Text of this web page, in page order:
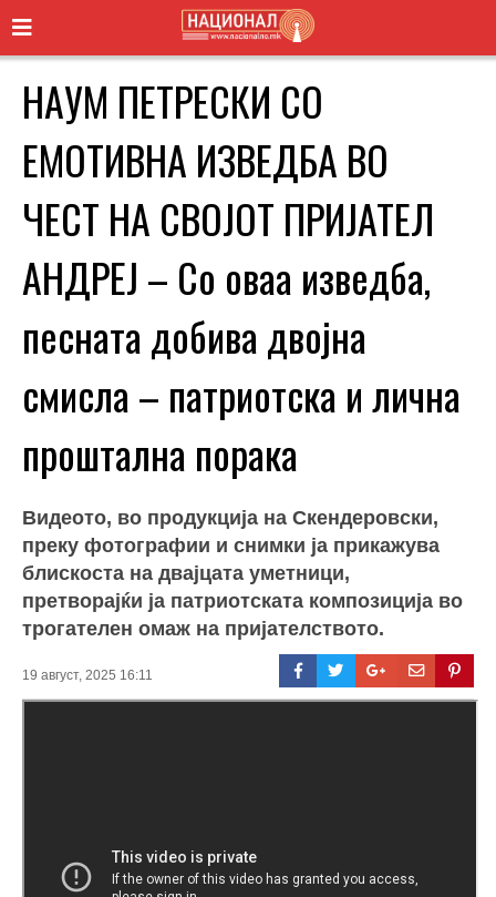
НАУМ ПЕТРЕСКИ СО
ЕМОТИВНА ИЗВЕДБА ВО
ЧЕСТ НА СВОЈОТ ПРИЈАТЕЛ
АНДРЕЈ – Со оваа изведба,
песната добива двојна
смисла – патриотска и лична
проштална порака
Видеото, во продукција на Скендеровски,
преку фотографии и снимки ја прикажува
блискоста на двајцата уметници,
претворајќи ја патриотската композиција во
трогателен омаж на пријателството.
19 август, 2025 16:11